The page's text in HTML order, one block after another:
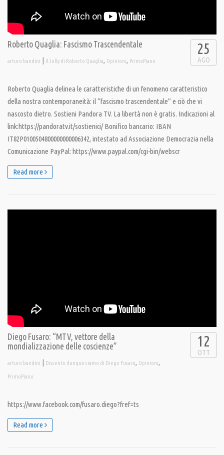
Roberto Quaglia: Fascismo Trascendentale
arturo bandini | Il Jolly di Roberto Quaglia, Opinioni, PrimoPiano
25
AGO
Roberto Quaglia delinea le caratteristiche di un fenomeno caratteristico
della nostra contemporaneità: il “fascismo trascendentale” e ciò che vi
nascosto dietro. Sostieni Pandora TV. La libertà non è gratis. Indicazioni al
link:https://pandoratv.it/sostienici/ Bonifico bancario: IBAN
IT82P0100504800000000006342, intestato ad Associazione Democrazia nella
Comunicazione PayPal: https://www.paypal.com/cgi-bin/webscr
Read more
Diego Fusaro: “MTV, vettore della
mondializzazione delle coscienze”
arturo bandini | Dissento dunque siamo di Diego Fusaro, Opinioni,
PrimoPiano
12
OTT
https://www.facebook.com/fusaro.diego?fref=ts
Read more